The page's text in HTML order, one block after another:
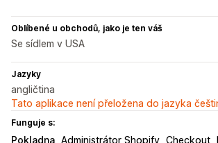
Oblíbené u obchodů, jako je ten váš
Se sídlem v USA
Jazyky
angličtina
Tato aplikace není přeložena do jazyka
Funguje s:
Pokladna Administrátor Shopify Checkout